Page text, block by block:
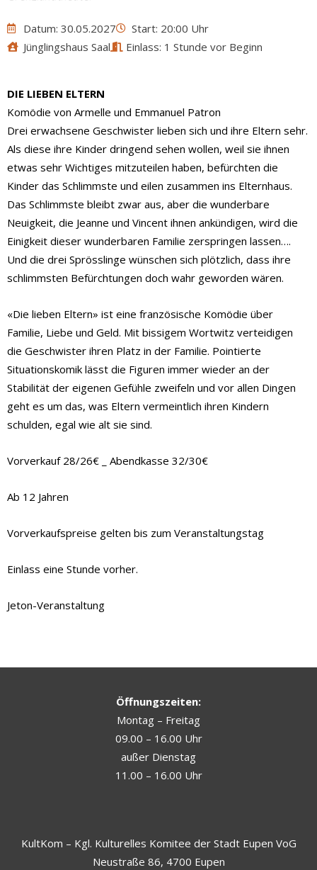
Datum: 30.05.2027
Start: 20:00 Uhr
Jünglingshaus Saal
Einlass: 1 Stunde vor Beginn
DIE LIEBEN ELTERN
Komödie von Armelle und Emmanuel Patron
Drei erwachsene Geschwister lieben sich und ihre Eltern sehr.
Als diese ihre Kinder dringend sehen wollen, weil sie ihnen
etwas sehr Wichtiges mitzuteilen haben, befürchten die
Kinder das Schlimmste und eilen zusammen ins Elternhaus.
Das Schlimmste bleibt zwar aus, aber die wunderbare
Neuigkeit, die Jeanne und Vincent ihnen ankündigen, wird die
Einigkeit dieser wunderbaren Familie zerspringen lassen….
Und die drei Sprösslinge wünschen sich plötzlich, dass ihre
schlimmsten Befürchtungen doch wahr geworden wären.
«Die lieben Eltern» ist eine französische Komödie über
Familie, Liebe und Geld. Mit bissigem Wortwitz verteidigen
die Geschwister ihren Platz in der Familie. Pointierte
Situationskomik lässt die Figuren immer wieder an der
Stabilität der eigenen Gefühle zweifeln und vor allen Dingen
geht es um das, was Eltern vermeintlich ihren Kindern
schulden, egal wie alt sie sind.
Vorverkauf 28/26€ _ Abendkasse 32/30€
Ab 12 Jahren
Vorverkaufspreise gelten bis zum Veranstaltungstag
Einlass eine Stunde vorher.
Jeton-Veranstaltung
Öffnungszeiten:
Montag – Freitag
09.00 – 16.00 Uhr
außer Dienstag
11.00 – 16.00 Uhr
KultKom – Kgl. Kulturelles Komitee der Stadt Eupen VoG
Neustraße 86, 4700 Eupen